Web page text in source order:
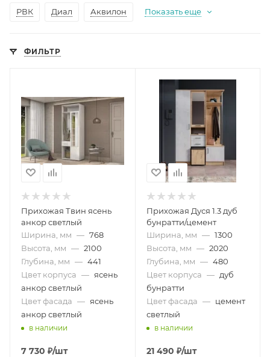
РВК Диал Аквилон Показать еще
ФИЛЬТР
Прихожая Твин ясень
анкор светлый
Ширина, мм — 768
Высота, мм — 2100
Глубина, мм — 441
Цвет корпуса — ясень
анкор светлый
Цвет фасада — ясень
анкор светлый
в наличии
7 730 ₽/шт
Прихожая Дуся 1.3 дуб
бунратти/цемент
Ширина, мм — 1300
Высота, мм — 2020
Глубина, мм — 480
Цвет корпуса — дуб
бунратти
Цвет фасада — цемент
светлый
в наличии
21 490 ₽/шт